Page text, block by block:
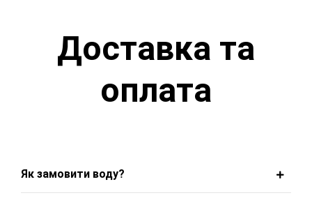
Доставка та
оплата
Як замовити воду?